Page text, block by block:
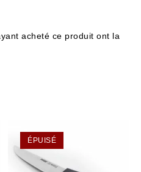
acheté ce produit ont la
ÉPUISÉ